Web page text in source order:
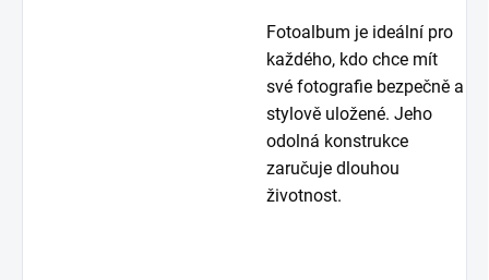
Fotoalbum je ideální pro
každého, kdo chce mít
své fotografie bezpečně a
stylově uložené. Jeho
odolná konstrukce
zaručuje dlouhou
životnost.